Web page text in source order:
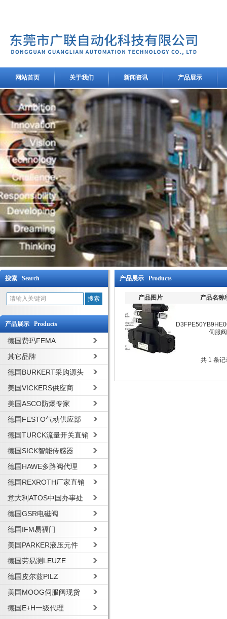
网站首页 关于我们 新闻资讯 产品展示
搜索 Search
产品展示 Products
德国费玛FEMA
其它品牌
德国BURKERT采购源头
美国VICKERS供应商
美国ASCO防爆专家
德国FESTO气动供应部
德国TURCK流量开关直销
德国SICK智能传感器
德国HAWE多路阀代理
德国REXROTH厂家直销
意大利ATOS中国办事处
德国GSR电磁阀
德国IFM易福门
美国PARKER液压元件
德国劳易测LEUZE
德国皮尔兹PILZ
美国MOOG伺服阀现货
德国E+H一级代理
产品展示 Products
产品图片 产品名称
伺服
共 1 条